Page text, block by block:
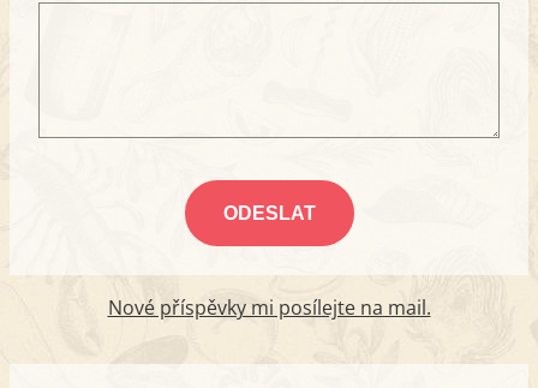
Nové příspěvky mi posílejte na mail.